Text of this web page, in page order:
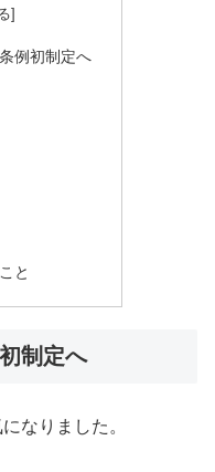
例初制定へ
と
制定へ
なりました。